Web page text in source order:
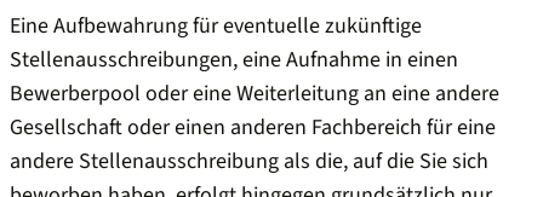
Eine Aufbewahrung für eventuelle zukünftige
Stellenausschreibungen, eine Aufnahme in einen
Bewerberpool oder eine Weiterleitung an eine andere
Gesellschaft oder einen anderen Fachbereich für eine
andere Stellenausschreibung als die, auf die Sie sich